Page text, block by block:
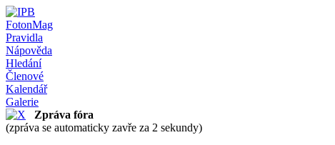
FotonMag
Pravidla
Nápověda
Hledání
Členové
Kalendář
Galerie
Zpráva fóra
(zpráva se automaticky zavře za 2 sekundy)